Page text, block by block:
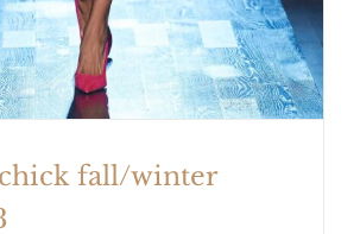
fall/winter